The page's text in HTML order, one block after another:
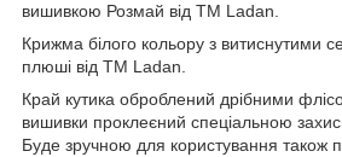
вишивкою Розмай від ТМ Ladan.
Крижма білого кольору з витиснутими
плюші від ТМ Ladan.
Край кутика оброблений дрібними
вишивки проклеєний спеціальною
Буде зручною для користування також